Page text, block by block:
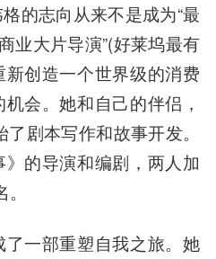
的志向从来不是成为“最
业大片导演”(好莱坞最有
创造一个世界级的消费
会。她和自己的伴侣，
剧本写作和故事开发。
的导演和编剧，两人加
一部重塑自我之旅。她